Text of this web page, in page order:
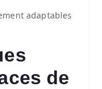
adaptables
de